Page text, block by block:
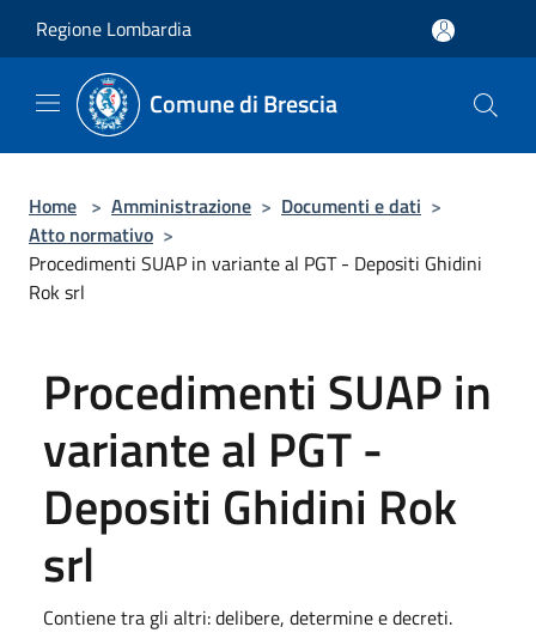
Regione Lombardia
Comune di Brescia
Home > Amministrazione > Documenti e dati >
Atto normativo >
Procedimenti SUAP in variante al PGT - Depositi Ghidini
Rok srl
Procedimenti SUAP in
variante al PGT -
Depositi Ghidini Rok
srl
Contiene tra gli altri: delibere, determine e decreti.